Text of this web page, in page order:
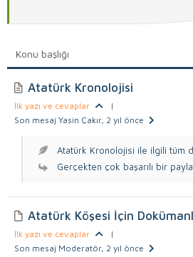
Konu başlığı
Atatürk Kronolojisi
İlk yazı ve cevaplar
|
Son mesaj Yasin Çakır, 2 yıl önce
Atatürk Kronolojisi ile ilgili tüm
Gerçekten çok başarılı bir
Atatürk Köşesi İçin
İlk yazı ve cevaplar
|
Son mesaj Moderatör, 2 yıl önce